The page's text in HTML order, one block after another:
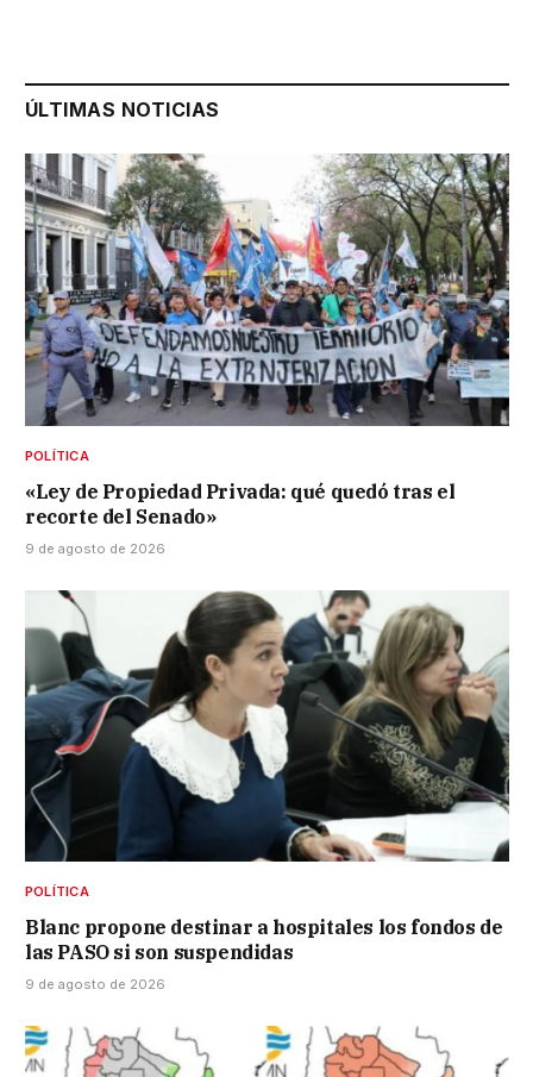
ÚLTIMAS NOTICIAS
POLÍTICA
«Ley de Propiedad Privada: qué quedó tras el
recorte del Senado»
9 de agosto de 2026
POLÍTICA
Blanc propone destinar a hospitales los fondos de
las PASO si son suspendidas
9 de agosto de 2026